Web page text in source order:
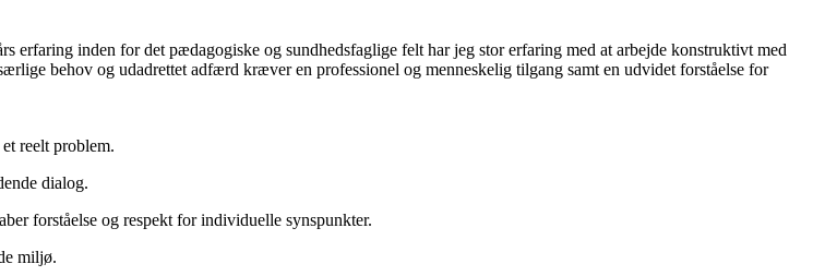
inden for det pædagogiske og sundhedsfaglige felt har jeg stor erfaring med at arbejde konstruktivt med
behov og udadrettet adfærd kræver en professionel og menneskelig tilgang samt en udvidet forståelse for
reelt problem.
dialog.
forståelse og respekt for individuelle synspunkter.
miljø.